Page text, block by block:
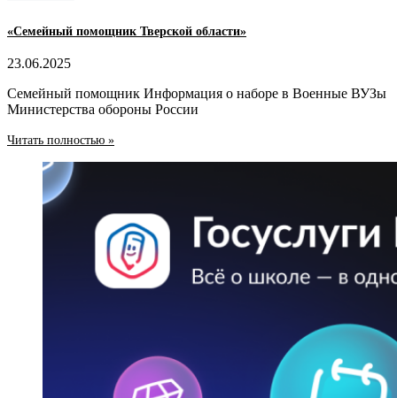
«Семейный помощник Тверской области»
23.06.2025
Семейный помощник Информация о наборе в Военные ВУЗы
Министерства обороны России
Читать полностью »